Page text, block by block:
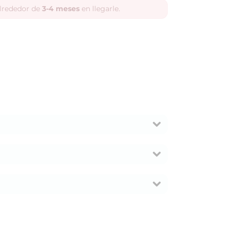
de 3-4 mesesen llegarle.